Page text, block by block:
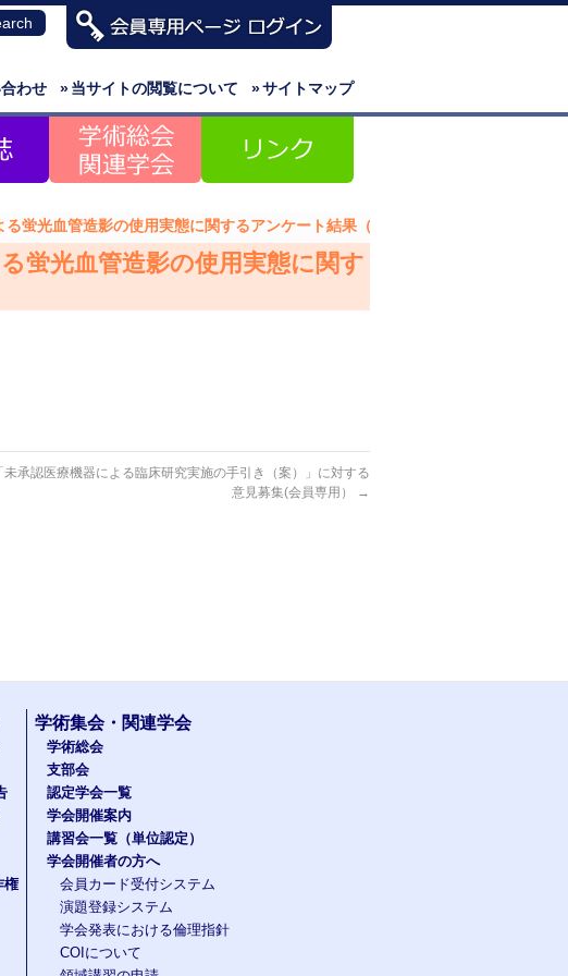
»サイトマップ
»当サイトの閲覧について
わせ
蛍光血管造影の使用実態に関するアンケート結果（会員専用）
蛍光血管造影の使用実態に関す
「未承認医療機器による臨床研究実施の手引き（案）」に対する
意見募集(会員専用）
→
権
学術集会・関連学会
学術総会
支部会
認定学会一覧
学会開催案内
講習会一覧（単位認定）
学会開催者の方へ
会員カード受付システム
演題登録システム
学会発表における倫理指針
COIについて